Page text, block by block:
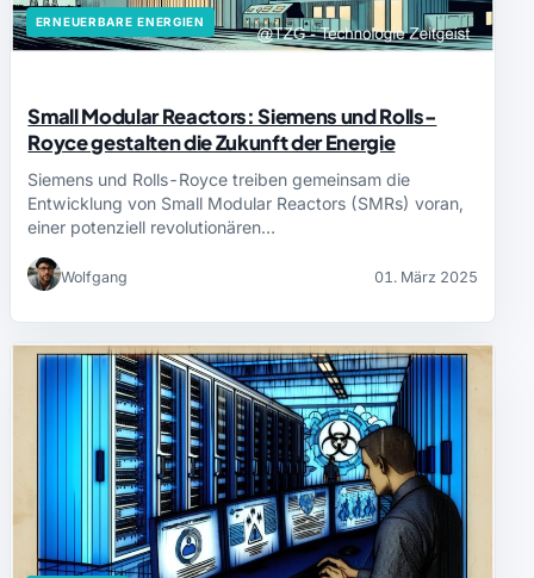
ERNEUERBARE ENERGIEN
Small Modular Reactors: Siemens und Rolls-
Royce gestalten die Zukunft der Energie
Siemens und Rolls-Royce treiben gemeinsam die
Entwicklung von Small Modular Reactors (SMRs) voran,
einer potenziell revolutionären…
Wolfgang 01. März 2025